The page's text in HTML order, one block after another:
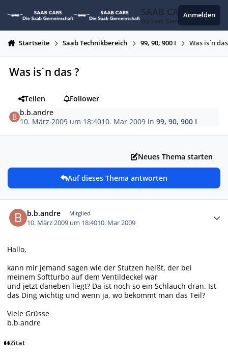
SAAB CARS
Die Saab Gemeinschaft
Anmelden
Startseite Saab Technikbereich 99, 90, 900 I Was is´n
Was is´n das ?
Teilen
Follower
b.b.andre
10. März 2009 um 18:4010. Mar 2009 in99, 90, 900 I
Neues Thema starten
Auf dieses Thema antworten
b.b.andre Mitglied
10. März 2009 um 18:4010. Mar 2009
Hallo,
kann mir jemand sagen wie der Stutzen heißt, der bei
meinem Softturbo auf dem Ventildeckel war
und jetzt daneben liegt? Da ist noch so ein Schlauch dran. Ist
das Ding wichtig und wenn ja, wo bekommt man das Teil?
Viele Grüsse
b.b.andre
Zitat